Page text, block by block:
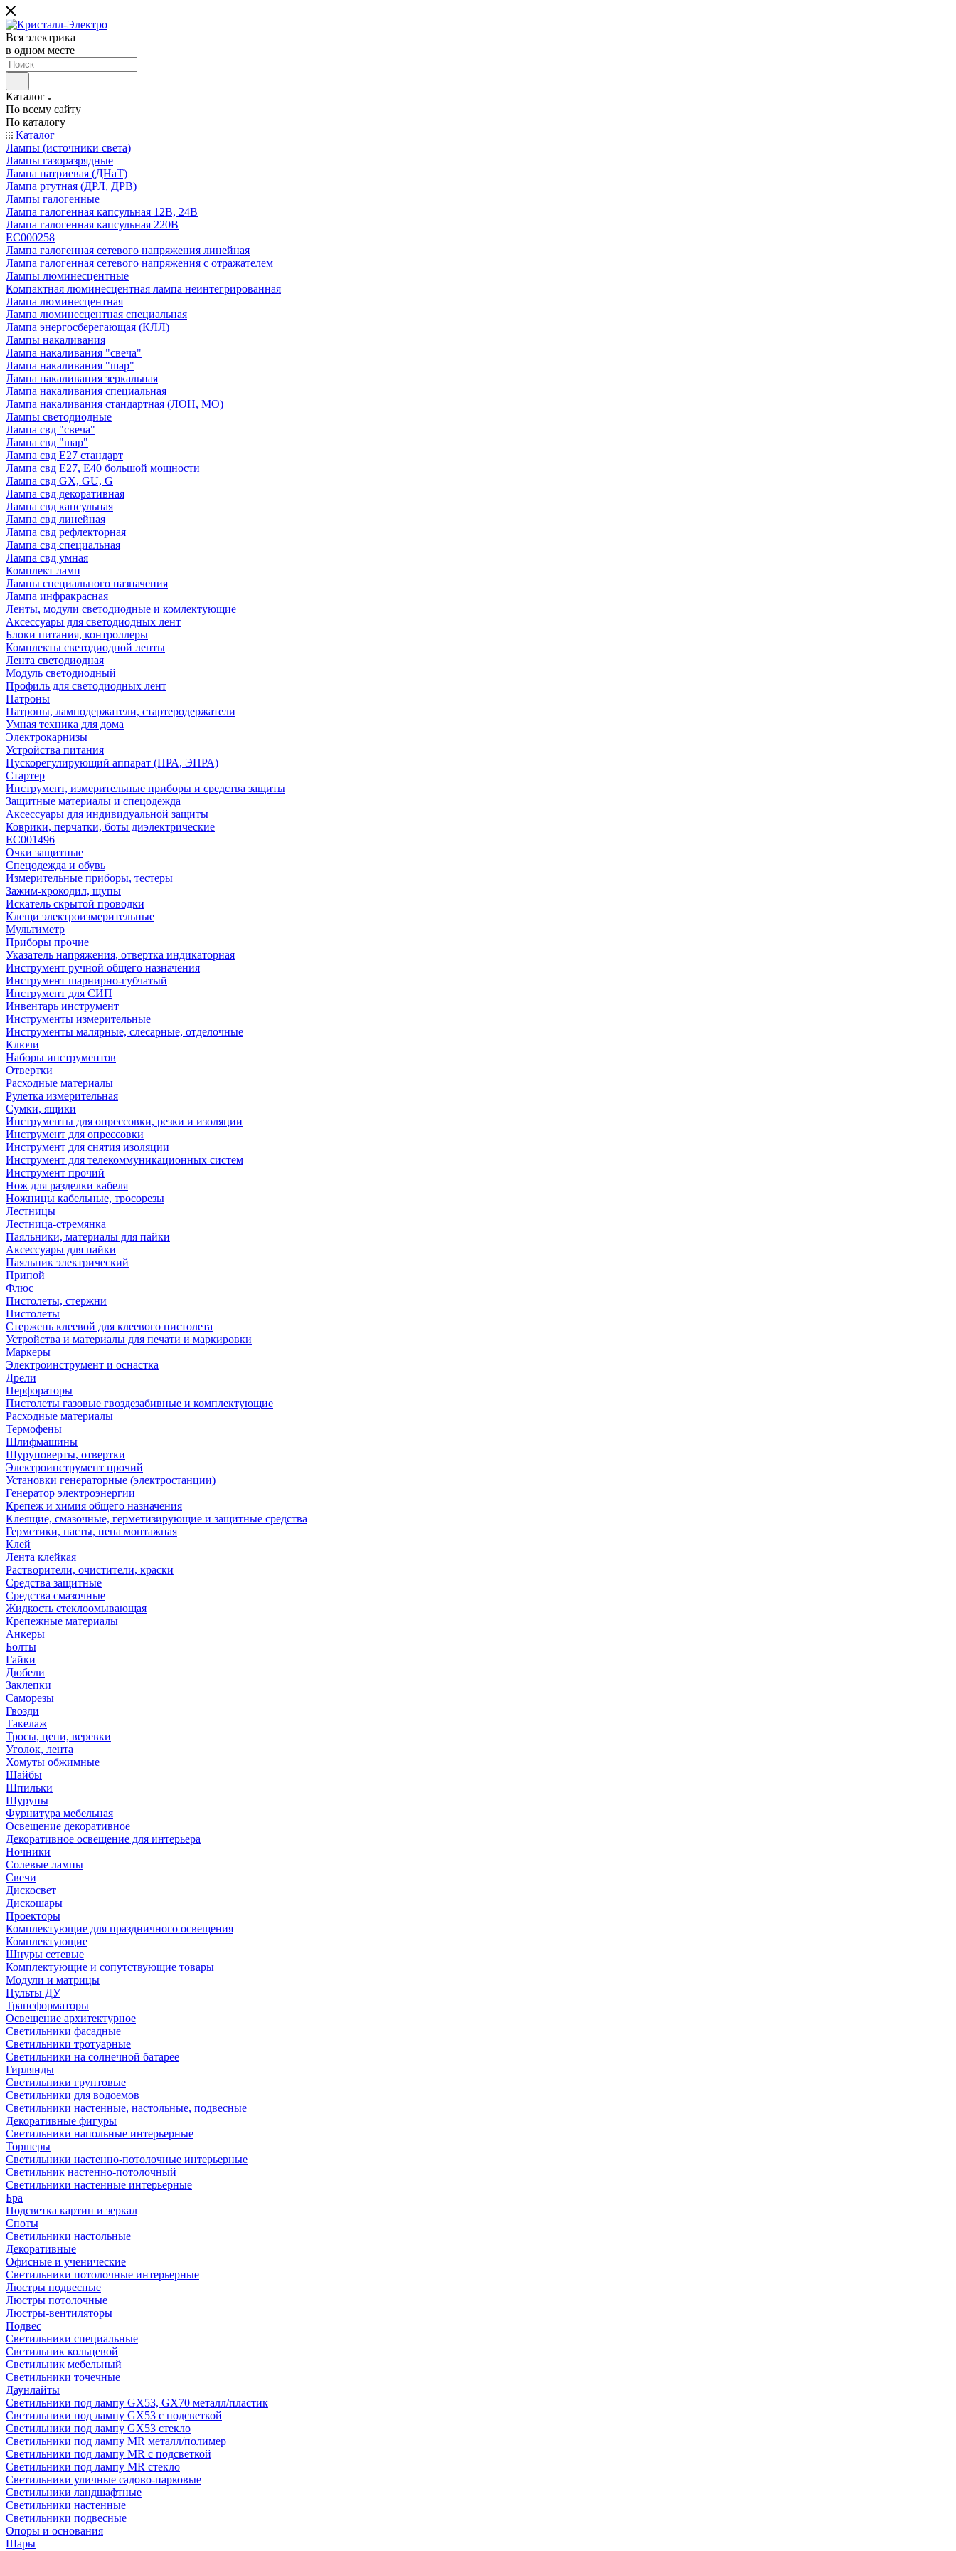
Вся электрика
в одном месте
Каталог
По всему сайту
По каталогу
Каталог
Лампы (источники света)
Лампы газоразрядные
Лампа натриевая (ДНаТ)
Лампа ртутная (ДРЛ, ДРВ)
Лампы галогенные
Лампа галогенная капсульная 12В, 24В
Лампа галогенная капсульная 220В
EC000258
Лампа галогенная сетевого напряжения линейная
Лампа галогенная сетевого напряжения с отражателем
Лампы люминесцентные
Компактная люминесцентная лампа неинтегрированная
Лампа люминесцентная
Лампа люминесцентная специальная
Лампа энергосберегающая (КЛЛ)
Лампы накаливания
Лампа накаливания "свеча"
Лампа накаливания "шар"
Лампа накаливания зеркальная
Лампа накаливания специальная
Лампа накаливания стандартная (ЛОН, МО)
Лампы светодиодные
Лампа свд "свеча"
Лампа свд "шар"
Лампа свд E27 стандарт
Лампа свд E27, Е40 большой мощности
Лампа свд GX, GU, G
Лампа свд декоративная
Лампа свд капсульная
Лампа свд линейная
Лампа свд рефлекторная
Лампа свд специальная
Лампа свд умная
Комплект ламп
Лампы специального назначения
Лампа инфракрасная
Ленты, модули светодиодные и комлектующие
Аксессуары для светодиодных лент
Блоки питания, контроллеры
Комплекты светодиодной ленты
Лента светодиодная
Модуль светодиодный
Профиль для светодиодных лент
Патроны
Патроны, ламподержатели, стартеродержатели
Умная техника для дома
Электрокарнизы
Устройства питания
Пускорегулирующий аппарат (ПРА, ЭПРА)
Стартер
Инструмент, измерительные приборы и средства защиты
Защитные материалы и спецодежда
Аксессуары для индивидуальной защиты
Коврики, перчатки, боты диэлектрические
EC001496
Очки защитные
Спецодежда и обувь
Измерительные приборы, тестеры
Зажим-крокодил, щупы
Искатель скрытой проводки
Клещи электроизмерительные
Мультиметр
Приборы прочие
Указатель напряжения, отвертка индикаторная
Инструмент ручной общего назначения
Инструмент шарнирно-губчатый
Инструмент для СИП
Инвентарь инструмент
Инструменты измерительные
Инструменты малярные, слесарные, отделочные
Ключи
Наборы инструментов
Отвертки
Расходные материалы
Рулетка измерительная
Сумки, ящики
Инструменты для опрессовки, резки и изоляции
Инструмент для опрессовки
Инструмент для снятия изоляции
Инструмент для телекоммуникационных систем
Инструмент прочий
Нож для разделки кабеля
Ножницы кабельные, тросорезы
Лестницы
Лестница-стремянка
Паяльники, материалы для пайки
Аксессуары для пайки
Паяльник электрический
Припой
Флюс
Пистолеты, стержни
Пистолеты
Стержень клеевой для клеевого пистолета
Устройства и материалы для печати и маркировки
Маркеры
Электроинструмент и оснастка
Дрели
Перфораторы
Пистолеты газовые гвоздезабивные и комплектующие
Расходные материалы
Термофены
Шлифмашины
Шуруповерты, отвертки
Электроинструмент прочий
Установки генераторные (электростанции)
Генератор электроэнергии
Крепеж и химия общего назначения
Клеящие, смазочные, герметизирующие и защитные средства
Герметики, пасты, пена монтажная
Клей
Лента клейкая
Растворители, очистители, краски
Средства защитные
Средства смазочные
Жидкость стеклоомывающая
Крепежные материалы
Анкеры
Болты
Гайки
Дюбели
Заклепки
Саморезы
Гвозди
Такелаж
Тросы, цепи, веревки
Уголок, лента
Хомуты обжимные
Шайбы
Шпильки
Шурупы
Фурнитура мебельная
Освещение декоративное
Декоративное освещение для интерьера
Ночники
Солевые лампы
Свечи
Дискосвет
Дискошары
Проекторы
Комплектующие для праздничного освещения
Комплектующие
Шнуры сетевые
Комплектующие и сопутствующие товары
Модули и матрицы
Пульты ДУ
Трансформаторы
Освещение архитектурное
Светильники фасадные
Светильники тротуарные
Светильники на солнечной батарее
Гирлянды
Светильники грунтовые
Светильники для водоемов
Светильники настенные, настольные, подвесные
Декоративные фигуры
Светильники напольные интерьерные
Торшеры
Светильники настенно-потолочные интерьерные
Светильник настенно-потолочный
Светильники настенные интерьерные
Бра
Подсветка картин и зеркал
Споты
Светильники настольные
Декоративные
Офисные и ученические
Светильники потолочные интерьерные
Люстры подвесные
Люстры потолочные
Люстры-вентиляторы
Подвес
Светильники специальные
Светильник кольцевой
Светильник мебельный
Светильники точечные
Даунлайты
Светильники под лампу GX53, GX70 металл/пластик
Светильники под лампу GX53 с подсветкой
Светильники под лампу GX53 стекло
Светильники под лампу MR металл/полимер
Светильники под лампу MR с подсветкой
Светильники под лампу MR стекло
Светильники уличные садово-парковые
Светильники ландшафтные
Светильники настенные
Светильники подвесные
Опоры и основания
Шары